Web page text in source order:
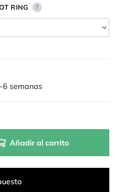
RING ?
semanas
Añadir al carrito